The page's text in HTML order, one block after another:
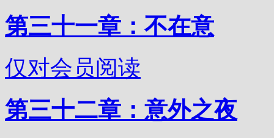
第三十一章：不在意
仅对会员阅读
第三十二章：意外之夜